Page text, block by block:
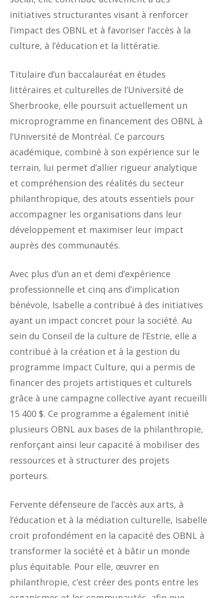
initiatives structurantes visant à renforcer
l’impact des OBNL et à favoriser l’accès à la
culture, à l’éducation et la littératie.
Titulaire d’un baccalauréat en études
littéraires et culturelles de l’Université de
Sherbrooke, elle poursuit actuellement un
microprogramme en financement des OBNL à
l’Université de Montréal. Ce parcours
académique, combiné à son expérience sur le
terrain, lui permet d’allier rigueur analytique
et compréhension des réalités du secteur
philanthropique, des atouts essentiels pour
accompagner les organisations dans leur
développement et maximiser leur impact
auprès des communautés.
Avec plus d’un an et demi d’expérience
professionnelle et cinq ans d’implication
bénévole, Isabelle a contribué à des initiatives
ayant un impact concret pour la société. Au
sein du Conseil de la culture de l’Estrie, elle a
contribué à la création et à la gestion du
programme Impact Culture, qui a permis de
financer des projets artistiques et culturels
grâce à une campagne collective ayant recueilli
15 400 $. Ce programme a également initié
plusieurs OBNL aux bases de la philanthropie,
renforçant ainsi leur capacité à mobiliser des
ressources et à structurer des projets
porteurs.
Fervente défenseure de l’accès aux arts, à
l’éducation et à la médiation culturelle, Isabelle
croit profondément en la capacité des OBNL à
transformer la société et à bâtir un monde
plus équitable. Pour elle, œuvrer en
philanthropie, c’est créer des ponts entre les